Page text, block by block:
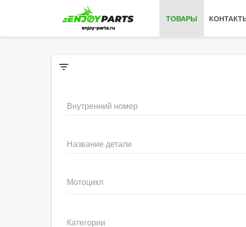
ТОВАРЫ
filter_list
Внутренний номер
Название детали
Мотоцикл
Категории